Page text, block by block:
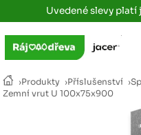
Uvedené slevy
›Produkty ›Příslušenství ›
Zemní vrut U 100x75x900